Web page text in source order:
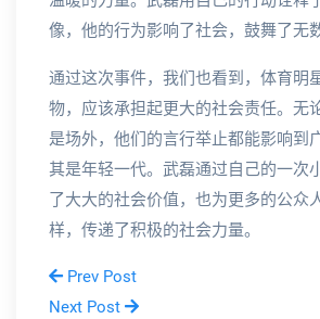
像，他的行为影响了社会，鼓舞了无
通过这次事件，我们也看到，体育明
物，应该承担起更大的社会责任。无
是场外，他们的言行举止都能影响到
其是年轻一代。武磊通过自己的一次
了大大的社会价值，也为更多的公众
样，传递了积极的社会力量。
Prev Post
Next Post